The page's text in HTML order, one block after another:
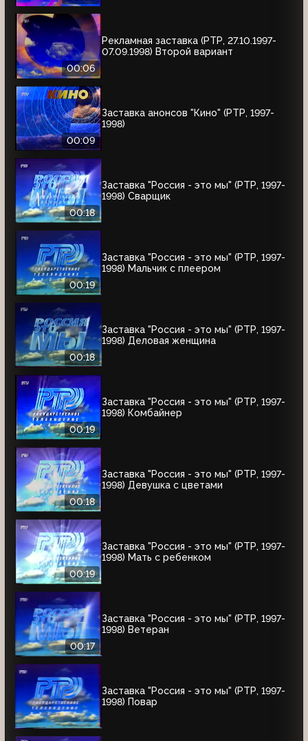
00:06
Рекламная заставка (РТР, 27.10.1997-
07.09.1998) Второй вариант
00:09
Заставка анонсов "Кино" (РТР, 1997-
1998)
00:18
Заставка "Россия - это мы" (РТР, 1997-
1998) Сварщик
00:19
Заставка "Россия - это мы" (РТР, 1997-
1998) Мальчик с плеером
00:18
Заставка "Россия - это мы" (РТР, 1997-
1998) Деловая женщина
00:19
Заставка "Россия - это мы" (РТР, 1997-
1998) Комбайнер
00:18
Заставка "Россия - это мы" (РТР, 1997-
1998) Девушка с цветами
00:19
Заставка "Россия - это мы" (РТР, 1997-
1998) Мать с ребенком
00:17
Заставка "Россия - это мы" (РТР, 1997-
1998) Ветеран
Заставка "Россия - это мы" (РТР, 1997-
1998) Повар